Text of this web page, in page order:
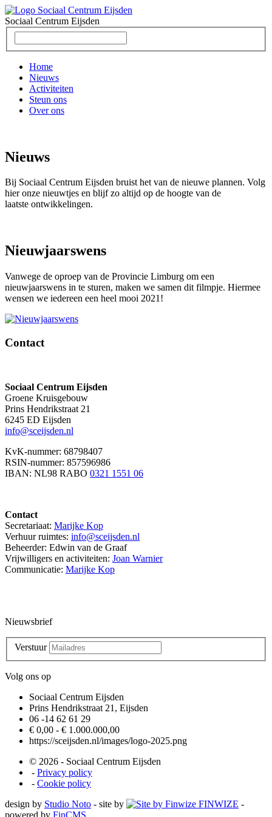
Sociaal Centrum Eijsden
Home
Nieuws
Activiteiten
Steun ons
Over ons
Nieuws
Bij Sociaal Centrum Eijsden bruist het van de nieuwe plannen. Volg
hier onze nieuwtjes en blijf zo altijd op de hoogte van de
laatste ontwikkelingen.
Nieuwjaarswens
Vanwege de oproep van de Provincie Limburg om een
nieuwjaarswens in te sturen, maken we samen dit filmpje. Hiermee
wensen we iedereen een heel mooi 2021!
Contact
Sociaal Centrum Eijsden
Groene Kruisgebouw
Prins Hendrikstraat 21
6245 ED Eijsden
info@sceijsden.nl
KvK-nummer: 68798407
RSIN-nummer: 857596986
IBAN: NL98 RABO 0321 1551 06
Contact
Secretariaat: Marijke Kop
Verhuur ruimtes: info@sceijsden.nl
Beheerder: Edwin van de Graaf
Vrijwilligers en activiteiten: Joan Warnier
Communicatie: Marijke Kop
Nieuwsbrief
Verstuur
Volg ons op
Sociaal Centrum Eijsden
Prins Hendrikstraat 21, Eijsden
06 -14 62 61 29
€ 0,00 - € 1.000.000,00
https://sceijsden.nl/images/logo-2025.png
© 2026 - Sociaal Centrum Eijsden
- Privacy policy
- Cookie policy
design by Studio Noto - site by FINWIZE -